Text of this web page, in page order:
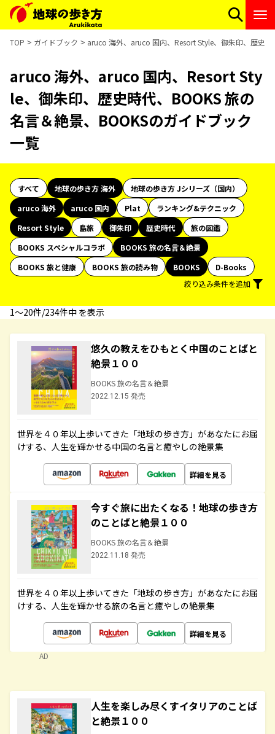
TOP ガイドブック aruco 海外、aruco 国内、Resort Style、御朱印、歴史
aruco 海外、aruco 国内、Resort Sty
le、御朱印、歴史時代、BOOKS 旅の
名言＆絶景、BOOKSのガイドブック
一覧
すべて 地球の歩き方 海外
地球の歩き方 Jシリーズ（国内）
aruco 海外
aruco 国内 Plat
ランキング&テクニック
Resort Style
島旅 御朱印 歴史時代
旅の図鑑
BOOKS スペシャルコラボ
BOOKS 旅の名言＆絶景
BOOKS 旅と健康
BOOKS 旅の読み物 BOOKS
D-Books
絞り込み条件を追加
1〜20件/234件中 を表示
悠久の教えをひもとく中国のことばと
絶景１００
BOOKS 旅の名言＆絶景
2022.12.15 発売
世界を４０年以上歩いてきた「地球の歩き方」があなたにお届
けする、人生を輝かせる中国の名言と癒やしの絶景集
詳細を見る
今すぐ旅に出たくなる！地球の歩き方
のことばと絶景１００
BOOKS 旅の名言＆絶景
2022.11.18 発売
世界を４０年以上歩いてきた「地球の歩き方」があなたにお届
けする、人生を輝かせる旅の名言と癒やしの絶景集
詳細を見る
AD
人生を楽しみ尽くすイタリアのことば
と絶景１００